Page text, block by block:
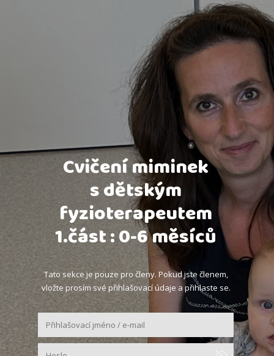
Cvičení miminek
s dětským
fyzioterapeutem
1.část : 0-6 měsíců
Tato sekce je pouze pro členy. Pokud jste členem,
vložte prosím své přihlašovací údaje a přihlaste se.